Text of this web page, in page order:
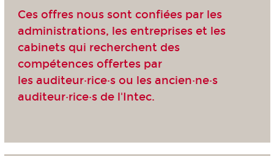
Ces offres nous sont confiées par les
administrations, les entreprises et les
cabinets qui recherchent des
compétences offertes par
les auditeur·rice·s ou les ancien·ne·s
auditeur·rice·s de l'Intec.